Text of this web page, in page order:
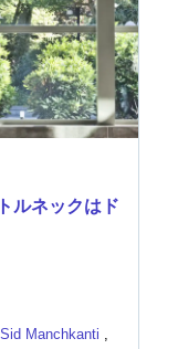
ルネックはド
Sid Manchkanti ,